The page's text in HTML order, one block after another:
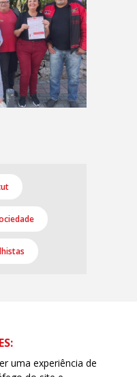
uma experiência de